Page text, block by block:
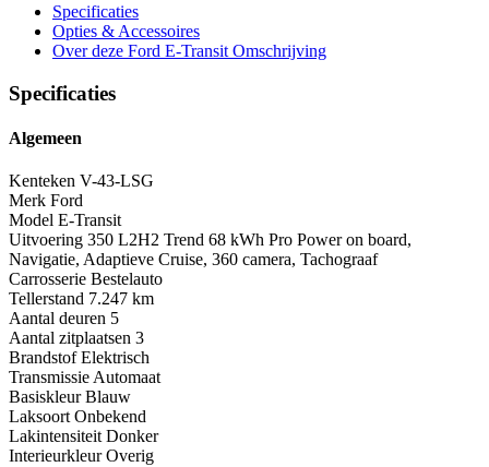
Specificaties
Opties & Accessoires
Over deze Ford E-Transit Omschrijving
Specificaties
Algemeen
Kenteken V-43-LSG
Merk Ford
Model E-Transit
Uitvoering 350 L2H2 Trend 68 kWh Pro Power on board,
Navigatie, Adaptieve Cruise, 360 camera, Tachograaf
Carrosserie Bestelauto
Tellerstand 7.247 km
Aantal deuren 5
Aantal zitplaatsen 3
Brandstof Elektrisch
Transmissie Automaat
Basiskleur Blauw
Laksoort Onbekend
Lakintensiteit Donker
Interieurkleur Overig